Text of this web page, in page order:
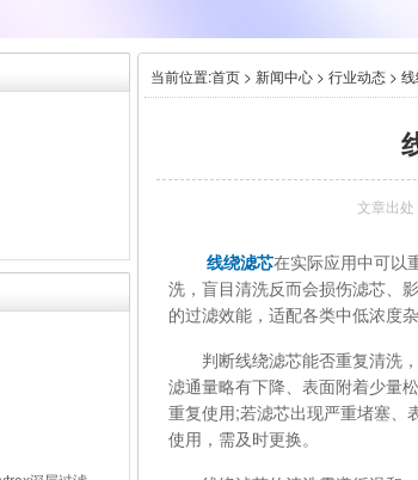
当前位置:首页 > 新闻中心 > 行业动态 >
文章出处
线绕滤芯在实际应用中可以
洗，盲目清洗反而会损伤滤芯、
的过滤效能，适配各类中低浓度
判断线绕滤芯能否重复清洗，
滤通量略有下降、表面附着少量
重复使用;若滤芯出现严重堵塞、
使用，需及时更换。